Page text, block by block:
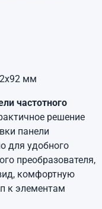
мм
частотного
решение
панели
для удобного
преобразователя,
комфортную
к элементам